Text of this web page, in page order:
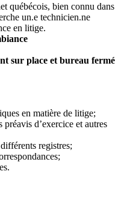
québécois, bien connu dans
un.e technicien.ne
en litige.
sur place et bureau fermé
en matière de litige;
d’exercice et autres
registres;